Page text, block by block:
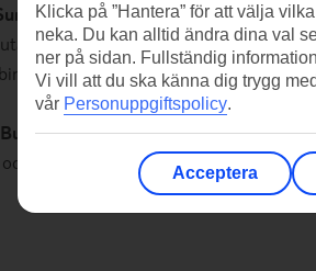
även insektsbett och andra
Taxfree-pris: 149:- (butikspris
Butter
utmärkt som after sun-produkt
Klicka på ”Hantera” för att välja
neka. Du kan alltid ändra dina val
ner på sidan. Fullständig
Vi vill att du ska känna dig trygg
vår Personuppgiftspolicy.
Acceptera